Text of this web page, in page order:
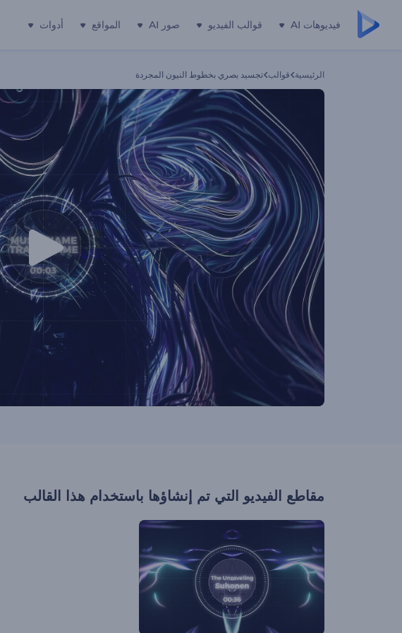
فيديوهات AI قوالب الفيديو صور AI المواقع أدوات
الرئيسية قوالب تجسيد بصري بخطوط النيون المجردة
مقاطع الفيديو التي تم إنشاؤها باستخدام هذا القالب